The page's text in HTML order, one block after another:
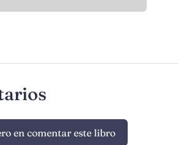
en comentar este libro